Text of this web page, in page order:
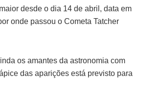
desde o dia 14 de abril, data em
onde passou o Cometa Tatcher
os amantes da astronomia com
das aparições está previsto para